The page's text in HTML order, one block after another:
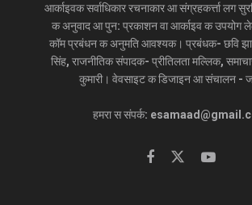
आर्काइवक सर्वाधिकार रचनाकार आ संग्रहकर्त्ता लग
क अनुवाद आ पुन: प्रकाशन वा आर्काइव क उपयोग
कॉम प्रबंधन क अनुमति आवश्यक। प्रबंधक- छवि
सिंह, राजनीतिक संपादक- प्रीतिलता मल्लिक,
कुमारी। वेवसाइट क डिजाइन आ संचालन -
हमरा स संपर्क: